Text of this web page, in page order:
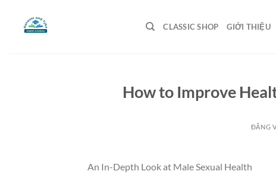
CLASSIC SHOP GIỚI THIỆU
How to Improve
ĐĂNG
An In-Depth Look at Male Sexual Health